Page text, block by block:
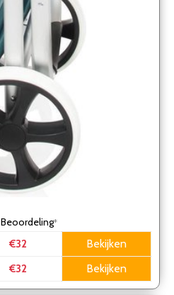
Beoordeling*
€32
Bekijken
€32 Bekijken